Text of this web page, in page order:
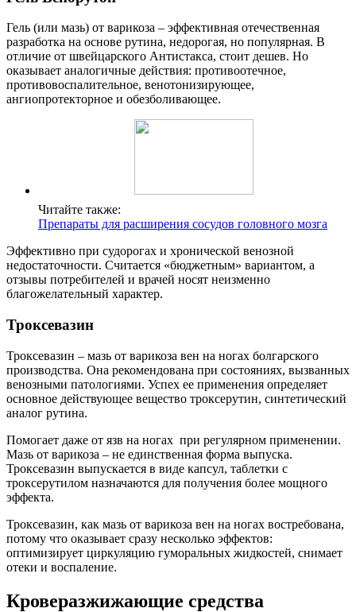
Гель (или мазь) от варикоза – эффективная отечественная
разработка на основе рутина, недорогая, но популярная. В
отличие от швейцарского Антистакса, стоит дешев. Но
оказывает аналогичные действия: противоотечное,
противовоспалительное, венотонизирующее,
ангиопротекторное и обезболивающее.
Читайте также:
Препараты для расширения сосудов головного мозга
Эффективно при судорогах и хронической венозной
недостаточности. Считается «бюджетным» вариантом, а
отзывы потребителей и врачей носят неизменно
благожелательный характер.
Троксевазин
Троксевазин – мазь от варикоза вен на ногах болгарского
производства. Она рекомендована при состояниях, вызванных
венозными патологиями. Успех ее применения определяет
основное действующее вещество троксерутин, синтетический
аналог рутина.
Помогает даже от язв на ногах при регулярном применении.
Мазь от варикоза – не единственная форма выпуска.
Троксевазин выпускается в виде капсул, таблетки с
троксерутилом назначаются для получения более мощного
эффекта.
Троксевазин, как мазь от варикоза вен на ногах востребована,
потому что оказывает сразу несколько эффектов:
оптимизирует циркуляцию гуморальных жидкостей, снимает
отеки и воспаление.
Кроверазжижающие средства